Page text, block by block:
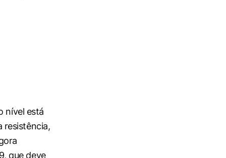
nível está
resistência,
que deve